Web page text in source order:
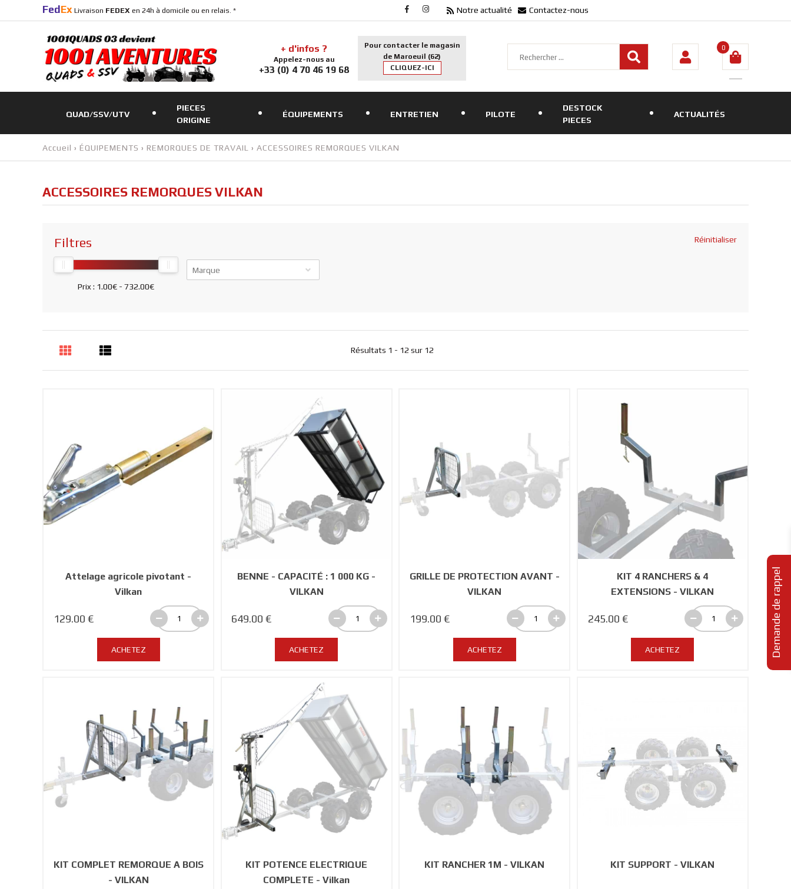
Demande de rappel
FedEx Livraison FEDEX en 24h à domicile ou en relais. * Notre actualité Contactez-nous
+ d'infos ?
Appelez-nous au
+33 (0) 4 70 46 19 68
Pour contacter le magasin
de Maroeuil (62)
CLIQUEZ-ICI
0
QUAD/SSV/UTV
PIECES
ORIGINE
ÉQUIPEMENTS ENTRETIEN PILOTE
DESTOCK
PIECES
ACTUALITÉS
Accueil › ÉQUIPEMENTS › REMORQUES DE TRAVAIL › ACCESSOIRES REMORQUES VILKAN
ACCESSOIRES REMORQUES VILKAN
Filtres Réinitialiser
Prix : 1.00€ - 732.00€
Marque
Résultats 1 - 12 sur 12
Attelage agricole pivotant -
Vilkan
129.00 €
ACHETEZ
BENNE - CAPACITÉ : 1 000 KG -
VILKAN
649.00 €
ACHETEZ
GRILLE DE PROTECTION AVANT -
VILKAN
199.00 €
ACHETEZ
KIT 4 RANCHERS & 4
EXTENSIONS - VILKAN
245.00 €
ACHETEZ
KIT COMPLET REMORQUE A BOIS
- VILKAN
KIT POTENCE ELECTRIQUE
COMPLETE - Vilkan
KIT RANCHER 1M - VILKAN KIT SUPPORT - VILKAN